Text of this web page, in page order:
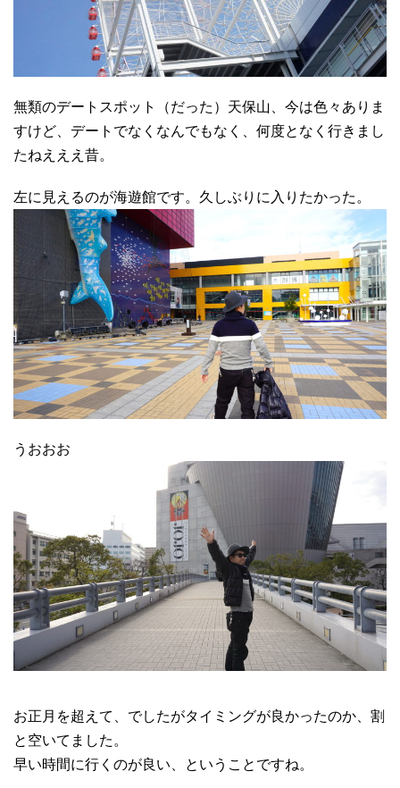
無類のデートスポット（だった）天保山、今は色々ありま
すけど、デートでなくなんでもなく、何度となく行きまし
たねえええ昔。
左に見えるのが海遊館です。久しぶりに入りたかった。
うおおお
お正月を超えて、でしたがタイミングが良かったのか、割
と空いてました。
早い時間に行くのが良い、ということですね。